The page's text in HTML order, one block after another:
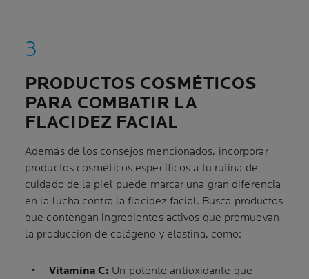
PRODUCTOS COSMÉTICOS
PARA COMBATIR LA
FLACIDEZ FACIAL
Además de los consejos mencionados, incorporar
productos cosméticos específicos a tu rutina de
cuidado de la piel puede marcar una gran diferencia
en la lucha contra la flacidez facial. Busca productos
que contengan ingredientes activos que promuevan
la producción de colágeno y elastina, como:
Vitamina C: Un potente antioxidante que